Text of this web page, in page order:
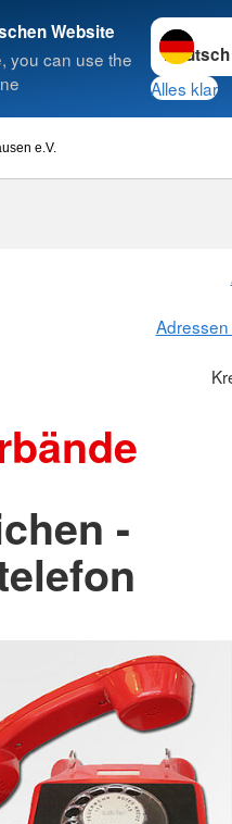
Website
you can use the
Sprache
Alles klar
e.V.
Suche
-